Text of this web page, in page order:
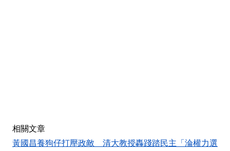
相關文章
黃國昌養狗仔打壓政敵 清大教授轟踐踏民主「淪權力選